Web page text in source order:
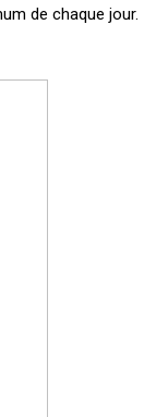
de chaque jour.